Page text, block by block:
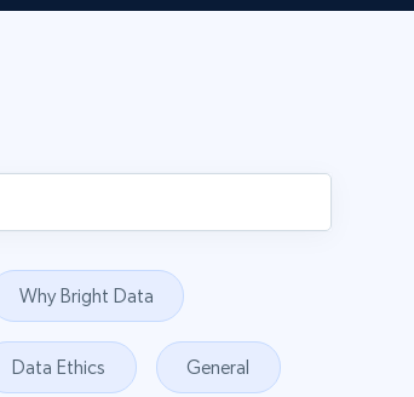
Why Bright Data
Data Ethics General